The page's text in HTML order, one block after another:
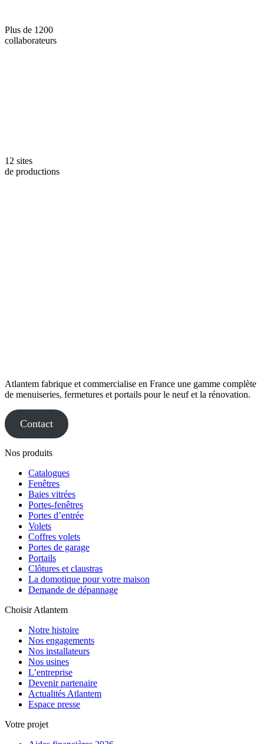
Plus de 1200
collaborateurs
12 sites
de productions
Atlantem fabrique et commercialise en France une gamme complète
de menuiseries, fermetures et portails pour le neuf et la rénovation.
Contact
Nos produits
Catalogues
Fenêtres
Baies vitrées
Portes-fenêtres
Portes d’entrée
Volets
Coffres volets
Portes de garage
Portails
Clôtures et claustras
La domotique pour votre maison
Demande de dépannage
Choisir Atlantem
Notre histoire
Nos engagements
Nos installateurs
Nos usines
L’entreprise
Devenir partenaire
Actualités Atlantem
Espace presse
Votre projet